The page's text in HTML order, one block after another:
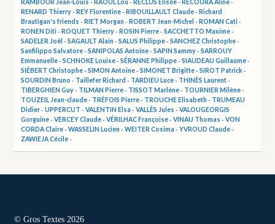
RAMBOUR Jean-Louis - RAOUL Lou - RECLUS Élisée- RECOURA Aline-
RENARD Thierry- REY Florentine- RIBOUILLAULT Claude- Richard
Brautigan's friends - RIET Morgan - ROBERT Jean-Michel - ROMAN Cati -
RONEN Diti - ROQUET Thierry- ROSIN Pierre-SACCHETTO Maxime-
SADELER Joël -SAGAULT Alain -SALUS Philippe-SANCHEZ Christophe-
Sanfilippo Salvatore-SANIPOLAS Antoine-SAPIN Sammy-SARROUY
Emmanuelle-SCHNOKE Louise-SÉRANNE Philippe-SIAUDEAU Guillaume-
SIÉBERT Christophe-SIMON Antoine-SIMONET Brigitte-SIROT Patrick-
SOURDIN Bruno - Taillefer Richard - TARDIEU Luce- THINÈS Laurent-
TIBERGHIEN Guy- TILMAN Pierre- TISSOT Marlène- TOURNIER Milène-
TOUZEIL Jean-claude- TRÉFOIS Pierre- TROUCHE Elisabeth - TRUMEAU
Didier-UPPERCUT -VALENTIN Elsa -VALLÈS Jules -VALOUGEORGIS
Gorguine-VERCEY Claude-VÉRILHAC Françoise-VINAU Thomas -VON
CORDA Claire-WASSELIN Lucien -WEITER Cosima -YVROUD Claude-
ZAWIEJA Cécile-
© Gros Textes 2026